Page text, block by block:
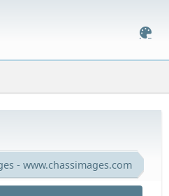
- www.chassimages.com